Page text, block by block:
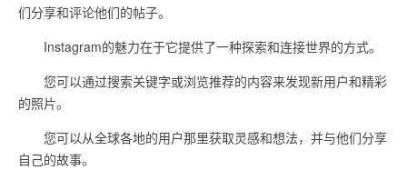
们分享和评论他们的帖子。
Instagram的魅力在于它提供了一种探索和连接世界的方式。
您可以通过搜索关键字或浏览推荐的内容来发现新用户和精彩
的照片。
您可以从全球各地的用户那里获取灵感和想法，并与他们分享
自己的故事。